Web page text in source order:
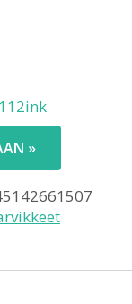
112ink
»